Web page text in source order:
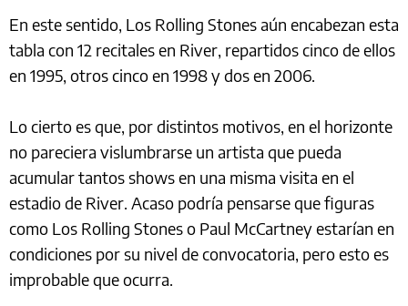
En este sentido, Los Rolling Stones aún encabezan esta
tabla con 12 recitales en River, repartidos cinco de ellos
en 1995, otros cinco en 1998 y dos en 2006.
Lo cierto es que, por distintos motivos, en el horizonte
no pareciera vislumbrarse un artista que pueda
acumular tantos shows en una misma visita en el
estadio de River. Acaso podría pensarse que figuras
como Los Rolling Stones o Paul McCartney estarían en
condiciones por su nivel de convocatoria, pero esto es
improbable que ocurra.